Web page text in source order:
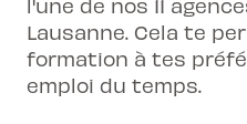
l'une de nos 11
Lausanne. Cela te
formation à tes
emploi du temps.